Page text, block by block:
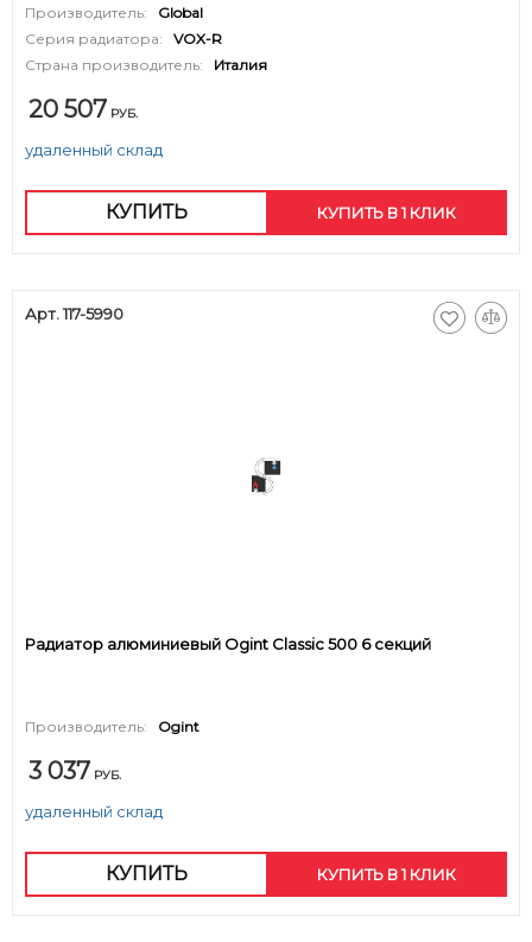
Производитель:
Global
Серия радиатора:
VOX-R
Страна производитель:
Италия
20 507 РУБ.
удаленный склад
КУПИТЬ КУПИТЬ В 1 КЛИК
Арт. 117-5990
Радиатор алюминиевый Ogint Classic 500 6 секций
Производитель: Ogint
3 037 РУБ.
удаленный склад
КУПИТЬ КУПИТЬ В 1 КЛИК